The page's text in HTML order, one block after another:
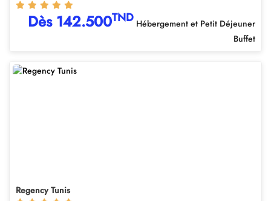
Dès 142.500TND Hébergement et Petit Déjeuner
Buffet
Regency Tunis